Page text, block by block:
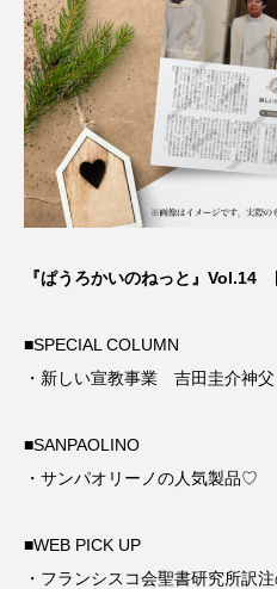
『ぱうろかいのねっと』Vol.14
■SPECIAL COLUMN
・新しい宣教事業 吉田圭介神父
■SANPAOLINO
・サンパオリーノの人気製品♡
■WEB PICK UP
・フランシスコ会聖書研究所訳